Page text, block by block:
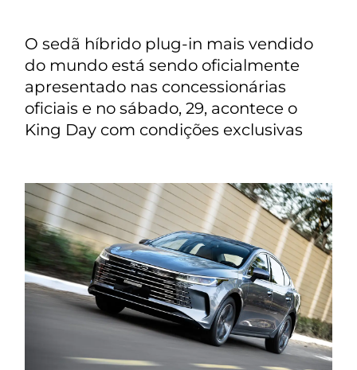
O sedã híbrido plug-in mais vendido
do mundo está sendo oficialmente
apresentado nas concessionárias
oficiais e no sábado, 29, acontece o
King Day com condições exclusivas